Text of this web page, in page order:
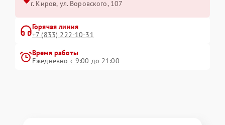
г. Киров, ул. Воровского, 107
Горячая линия
+7 (833) 222-10-31
Время работы
Ежедневно с 9:00 до 21:00